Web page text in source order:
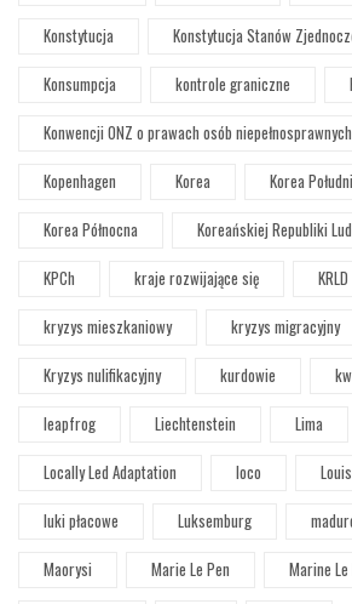
Konstytucja
Konstytucja Stanów
Konsumpcja
kontrole graniczne
Konwencji ONZ o prawach osób
Kopenhagen
Korea
Korea
Korea Północna
Koreańskiej Republiki
KPCh
kraje rozwijające się KRLD
kryzys mieszkaniowy
kryzys migracyjny
Kryzys nulifikacyjny
kurdowie
leapfrog
Liechtenstein Lima
Locally Led Adaptation
loco
luki płacowe
Luksemburg
Maorysi
Marie Le Pen
Marine Le